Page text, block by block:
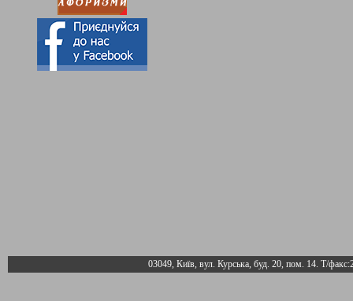
03049, Київ, вул. Курська, буд. 20, пом. 14. Т/